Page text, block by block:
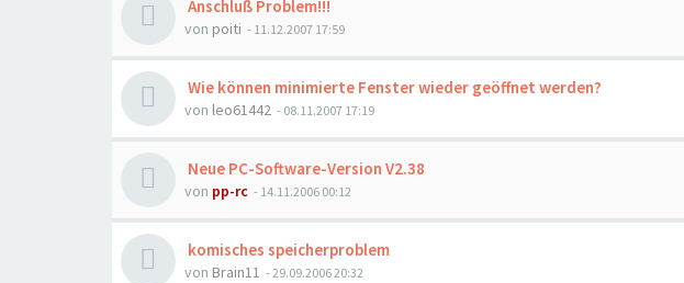
Anschluß Problem!!!
von poiti - 11.12.2007 17:59
Wie können minimierte Fenster wieder geöffnet werden?
von leo61442 - 08.11.2007 17:19
Neue PC-Software-Version V2.38
von pp-rc - 14.11.2006 00:12
komisches speicherproblem
von Brain11 - 29.09.2006 20:32